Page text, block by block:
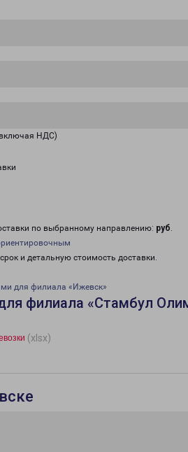
НДС)
по выбранному направлению: руб.
срок и детальную стоимость доставки.
для филиала «Ижевск»
филиала «Стамбул
(xlsx)